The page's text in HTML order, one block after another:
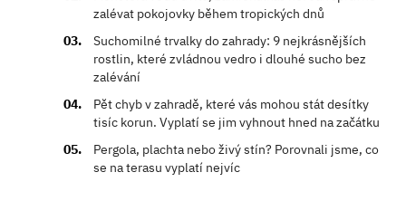
zalévat pokojovky během tropických dnů
Suchomilné trvalky do zahrady: 9 nejkrásnějších
rostlin, které zvládnou vedro i dlouhé sucho bez
zalévání
Pět chyb v zahradě, které vás mohou stát desítky
tisíc korun. Vyplatí se jim vyhnout hned na začátku
Pergola, plachta nebo živý stín? Porovnali jsme, co
se na terasu vyplatí nejvíc